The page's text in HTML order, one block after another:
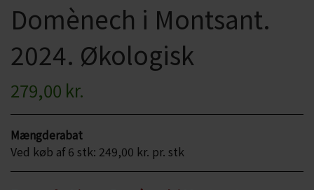
CHARDONNAY
MERLOT
REFOSCO
RIESLING
SCHIOPPETINO
CHOKOLADE, LAKRIDS ETC
ØL
TONICS OG VAND
JUL OG GLØGG
Domènech i Montsant.
2024. Økologisk
279,00 kr.
Mængderabat
Ved køb af 6 stk: 249,00 kr. pr. stk